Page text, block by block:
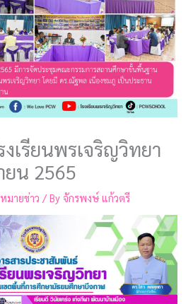
เรียนพรเจริญวิทยา
น 2565
มายข่าว / By จักรพงษ์ แก้วตรี